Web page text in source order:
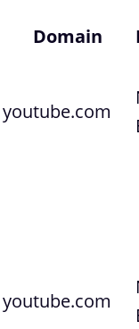
Domain
youtube.com
youtube.com